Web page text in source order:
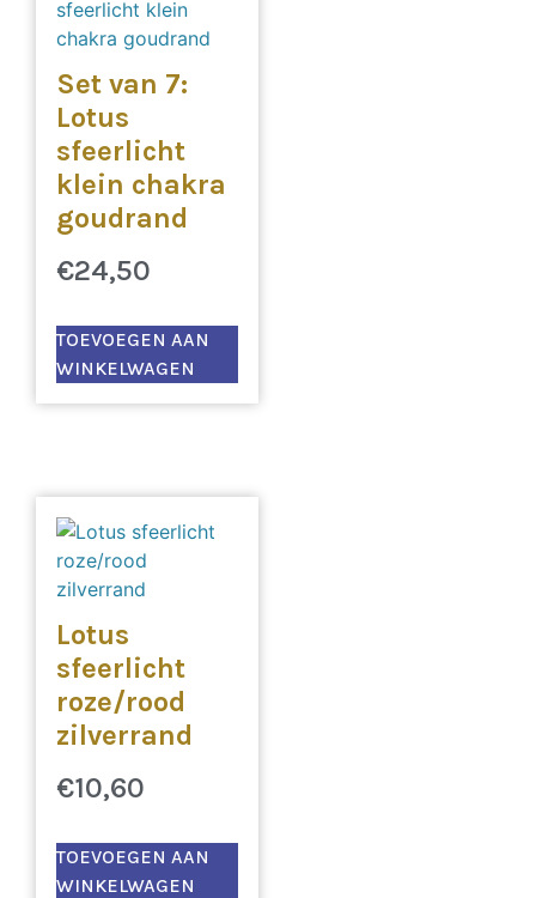
Set van 7:
Lotus
sfeerlicht
klein chakra
goudrand
€24,50
TOEVOEGEN AAN
WINKELWAGEN
Lotus
sfeerlicht
roze/rood
zilverrand
€10,60
TOEVOEGEN AAN
WINKELWAGEN